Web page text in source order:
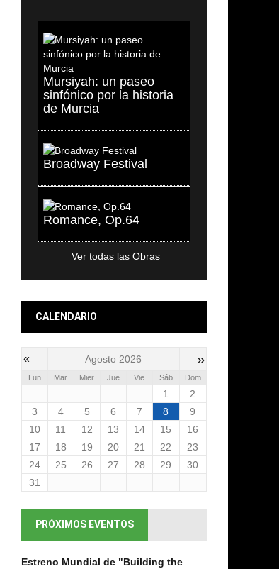
Mursiyah: un paseo
sinfónico por la historia
de Murcia
Broadway Festival
Romance, Op.64
Ver todas las Obras
CALENDARIO
« Agosto 2026 »
Lun Mar Mier Jue Vie Sáb Dom
1
2
3
4 5 6 7 8
9
10
11 12 13 14 15
16
17
18 19 20 21 22
23
24
25 26 27 28 29
30
31
PRÓXIMOS EVENTOS
Estreno Mundial de "Building the